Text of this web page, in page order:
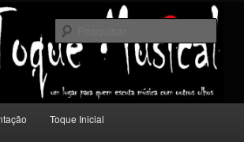
escuta música com outros olhos.
Toque Inicial